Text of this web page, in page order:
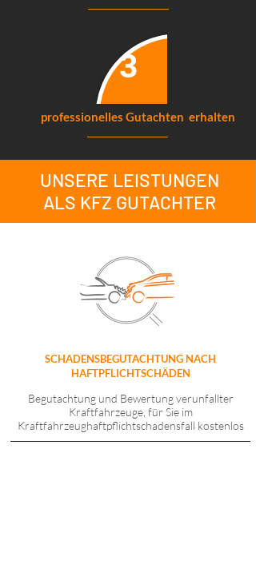
3
professionelles Gutachten erhalten
UNSERE LEISTUNGEN
ALS KFZ GUTACHTER
SCHADENSBEGUTACHTUNG NACH
HAFTPFLICHTSCHÄDEN
Begutachtung und Bewertung verunfallter
Kraftfahrzeuge, für Sie im
Kraftfahrzeughaftpflichtschadensfall kostenlos